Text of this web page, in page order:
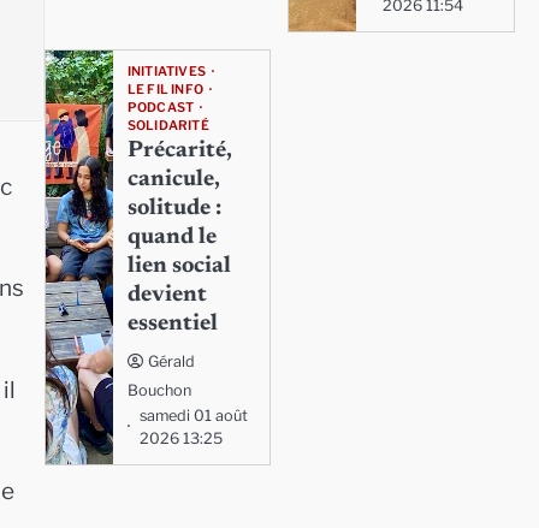
2026 11:54
INITIATIVES
LE FIL INFO
PODCAST
SOLIDARITÉ
Précarité,
canicule,
solitude :
quand le
lien social
devient
essentiel
Gérald
Bouchon
samedi 01 août
2026 13:25